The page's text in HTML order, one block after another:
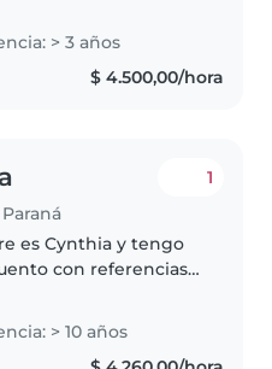
preescolares y
Me encanta dibujar,
> 3 años
$ 4.500,00/hora
1
es Cynthia y tengo
con referencias
con los deberes
hacer algunas tareas
> 10 años